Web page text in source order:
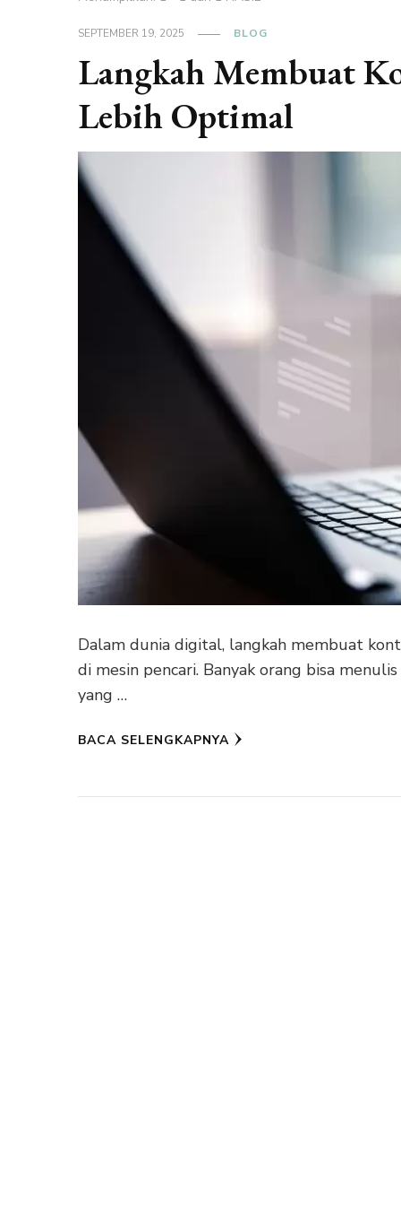
SEPTEMBER 19, 2025 BLOG
Langkah Membuat
Lebih Optimal
Dalam dunia digital, langkah membuat
di mesin pencari. Banyak orang bisa
yang …
BACA SELENGKAPNYA